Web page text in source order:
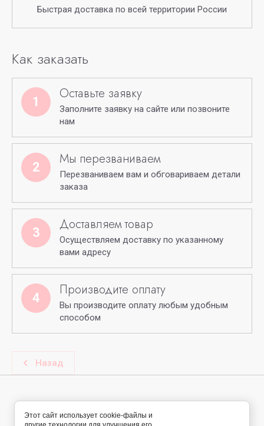
Быстрая доставка по всей территории России
Как заказать
1 Оставьте заявку
Заполните заявку на сайте или позвоните
нам
2 Мы перезваниваем
Перезваниваем вам и обговариваем детали
заказа
3 Доставляем товар
Осуществляем доставку по указанному
вами адресу
4 Производите оплату
Вы производите оплату любым удобным
способом
Назад
© 2024 - 2026 Твой стиль - Твой выбор
Этот сайт использует cookie-файлы и